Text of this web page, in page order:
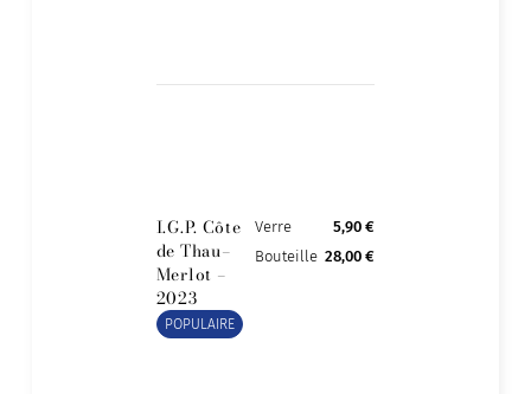
I.G.P. Côte
de Thau–
Merlot –
2023
POPULAIRE
Verre
5,90 €
Bouteille 28,00 €